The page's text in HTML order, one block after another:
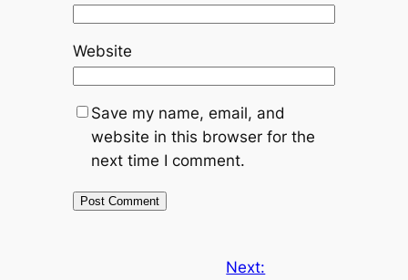
Website
Save my name, email, and
website in this browser for the
next time I comment.
Next: